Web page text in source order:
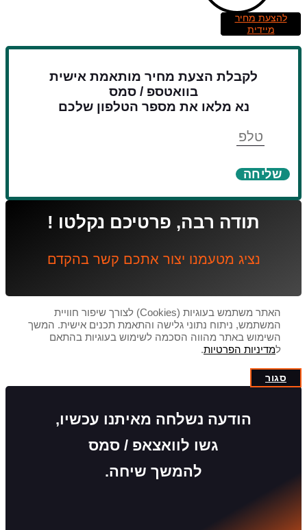
להצעת מחיר
מיידית
לקבלת הצעת מחיר מותאמת אישית
בוואטספ / סמס
נא מלאו את מספר הטלפון שלכם
שליחה
תודה רבה, פרטיכם נקלטו !
נציג מטעמנו יצור אתכם קשר בהקדם
האתר משתמש בעוגיות (Cookies) לצורך שיפור חוויית
המשתמש, ניתוח נתוני גלישה והתאמת תכנים אישית. המשך
השימוש באתר מהווה הסכמה לשימוש בעוגיות בהתאם
למדיניות הפרטיות.
סגור
הודעה נשלחה מאיתנו עכשיו,
גשו לוואצאפ / סמס
להמשך שיחה.